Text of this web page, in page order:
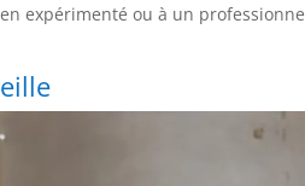
expérimenté ou à un